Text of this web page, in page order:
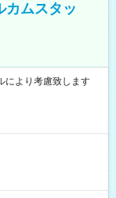
カムスタッ
より考慮致します